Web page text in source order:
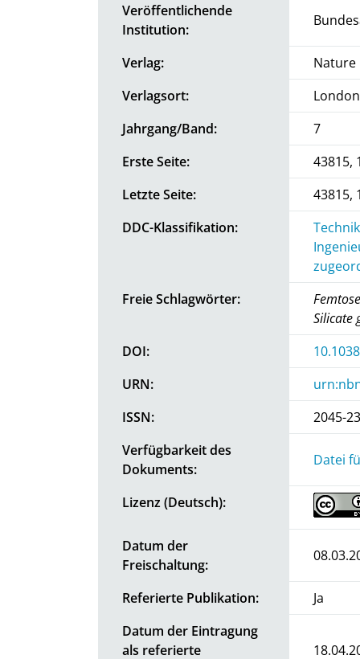
Veröffentlichende
Institution:
Verlag:
Nature
Verlagsort:
Jahrgang/Band:
7
Erste Seite:
43815,
Letzte Seite:
43815,
DDC-Klassifikation:
Freie Schlagwörter:
Silicate
DOI:
URN:
ISSN:
2045-
Verfügbarkeit des
Dokuments:
Datei
Lizenz (Deutsch):
Datum der
Freischaltung:
Referierte Publikation:
Ja
Datum der Eintragung
als referierte